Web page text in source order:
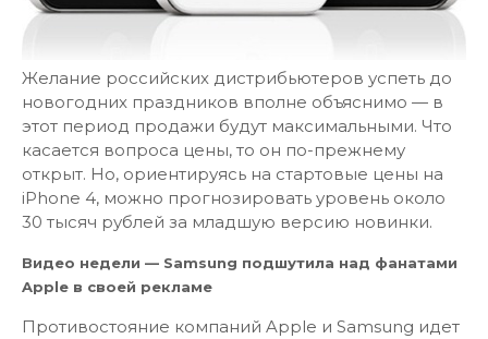
Желание российских дистрибьютеров успеть до
новогодних праздников вполне объяснимо — в
этот период продажи будут максимальными. Что
касается вопроса цены, то он по-прежнему
открыт. Но, ориентируясь на стартовые цены на
iPhone 4, можно прогнозировать уровень около
30 тысяч рублей за младшую версию новинки.
Видео недели — Samsung подшутила над фанатами
Apple в своей рекламе
Противостояние компаний Apple и Samsung идет